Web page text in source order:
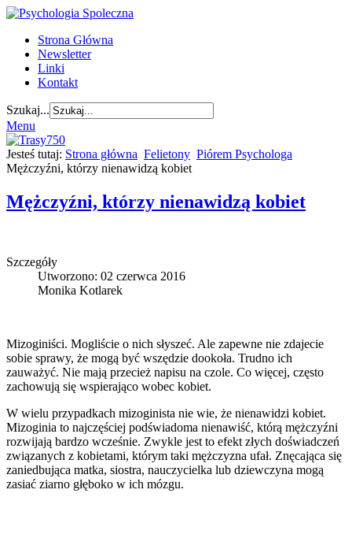
Strona Główna
Newsletter
Linki
Kontakt
Szukaj...
Menu
Jesteś tutaj: Strona główna Felietony Piórem Psychologa
Mężczyźni, którzy nienawidzą kobiet
Mężczyźni, którzy nienawidzą kobiet
Szczegóły
Utworzono: 02 czerwca 2016
Monika Kotlarek
Mizoginiści. Mogliście o nich słyszeć. Ale zapewne nie zdajecie
sobie sprawy, że mogą być wszędzie dookoła. Trudno ich
zauważyć. Nie mają przecież napisu na czole. Co więcej, często
zachowują się wspierająco wobec kobiet.
W wielu przypadkach mizoginista nie wie, że nienawidzi kobiet.
Mizoginia to najczęściej podświadoma nienawiść, którą mężczyźni
rozwijają bardzo wcześnie. Zwykle jest to efekt złych doświadczeń
związanych z kobietami, którym taki mężczyzna ufał. Znęcająca się
zaniedbująca matka, siostra, nauczycielka lub dziewczyna mogą
zasiać ziarno głęboko w ich mózgu.